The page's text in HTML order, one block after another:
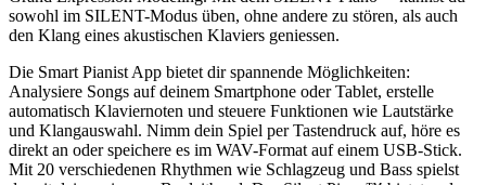
sowohl im SILENT-Modus üben, ohne andere zu stören, als auch
den Klang eines akustischen Klaviers geniessen.
Die Smart Pianist App bietet dir spannende Möglichkeiten:
Analysiere Songs auf deinem Smartphone oder Tablet, erstelle
automatisch Klaviernoten und steuere Funktionen wie Lautstärke
und Klangauswahl. Nimm dein Spiel per Tastendruck auf, höre es
direkt an oder speichere es im WAV-Format auf einem USB-Stick.
Mit 20 verschiedenen Rhythmen wie Schlagzeug und Bass spielst